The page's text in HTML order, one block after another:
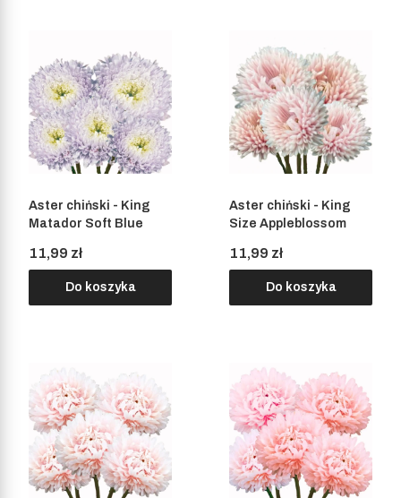
Aster chiński - King
Matador Soft Blue
Cena
11,99 zł
Do koszyka
Aster chiński - King
Size Appleblossom
Cena
11,99 zł
Do koszyka